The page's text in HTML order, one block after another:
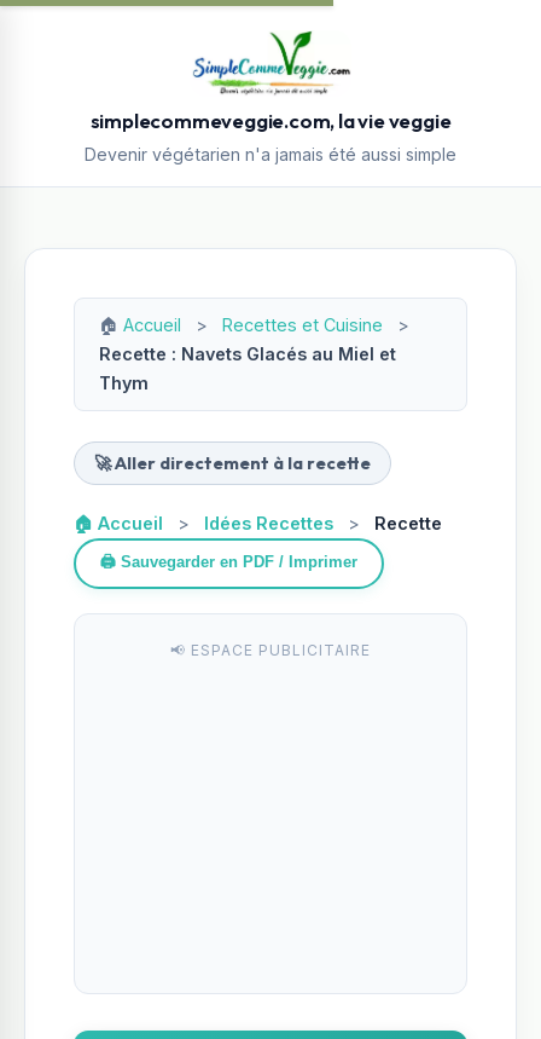
simplecommeveggie.com, la vie veggie
Devenir végétarien n'a jamais été aussi simple
🏠 Accueil > Recettes et Cuisine
>
Recette : Navets Glacés au Miel et
Thym
🚀 Aller directement à la recette
🏠 Accueil > Idées Recettes > Recette
🖨️ Sauvegarder en PDF / Imprimer
📢 ESPACE PUBLICITAIRE